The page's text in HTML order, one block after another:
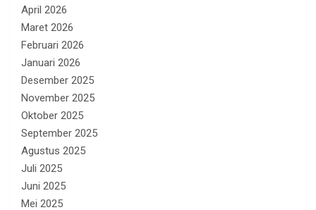
April 2026
Maret 2026
Februari 2026
Januari 2026
Desember 2025
November 2025
Oktober 2025
September 2025
Agustus 2025
Juli 2025
Juni 2025
Mei 2025